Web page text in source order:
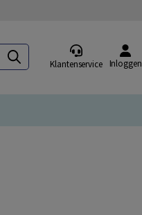
Klantenservice Inloggen